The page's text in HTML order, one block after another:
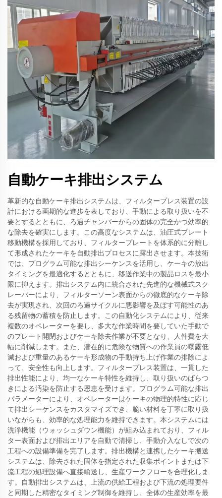
自動ケーキ排出システム
革新的な自動ケーキ排出システムは、フィルタープレス装置の設
計における画期的な進歩を表しており、手動による取り扱いを不
要とするとともに、ろ過チャンバーからの固体の完全かつ効率的
な除去を確実にします。この高度なシステムは、油圧式プレート
移動機構を採用しており、フィルタープレートを体系的に分離し
て形成されたケーキを自動排出プロセスに露出させます。本技術
では、プログラム可能な排出シーケンスを活用し、ケーキの放出
タイミングを最適化するとともに、移送作業中の製品ロスを最小
限に抑えます。排出システム内に統合された先進的な機械式スク
レーパーにより、フィルターソーン表面からの徹底的なケーキ除
去が実現され、次回のろ過サイクルに悪影響を及ぼす可能性のあ
る残留物の蓄積を防止します。この自動化システムにより、従来
複数のオペレーターを要し、多大な作業時間を要していた手動で
のプレート開閉およびケーキ除去作業が不要となり、人件費を大
幅に削減します。また、潜在的に危険な物質への作業員の曝露低
減および重量のあるケーキ形成物の手動持ち上げ作業の排除によ
って、安全性も向上します。フィルタープレス装置は、一貫した
排出性能により、均一なケーキ特性を維持し、取り扱いのばらつ
きによる汚染を防止する恩恵を受けます。プログラム可能な排出
パラメーターにより、オペレーターはケーキの物理的特性に応じ
て排出シーケンスをカスタマイズでき、脆い材料を丁寧に取り扱
いながらも、効率的な処理能力を維持できます。本システムには
洗浄機能（ウォッシュダウン機能）が組み込まれており、フィル
ター表面および排出エリアを自動で清掃し、手動介入なしで次の
工程への設備準備を完了します。排出機構と連携したケーキ搬送
システムは、除去された固体を指定された収集ポイントまたは下
流工程の処理設備へ直接輸送し、生産ワークフローを合理化しま
す。自動排出システムは、上流の供給工程および下流の処理要件
と同期した精密なタイミング制御を維持し、全体の生産効率を最